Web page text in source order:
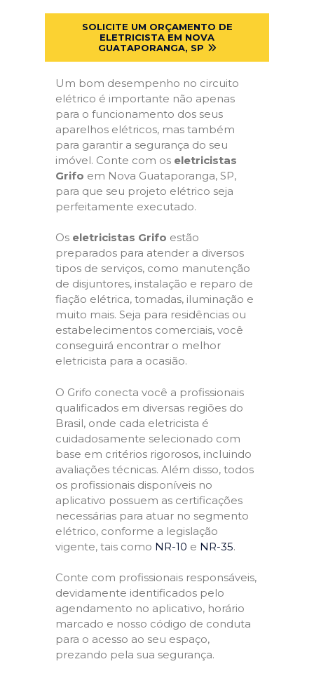
SOLICITE UM ORÇAMENTO DE
ELETRICISTA EM NOVA
GUATAPORANGA, SP
Um bom desempenho no circuito
elétrico é importante não apenas
para o funcionamento dos seus
aparelhos elétricos, mas também
para garantir a segurança do seu
imóvel. Conte com os eletricistas
Grifo em Nova Guataporanga, SP,
para que seu projeto elétrico seja
perfeitamente executado.
Os eletricistas Grifo estão
preparados para atender a diversos
tipos de serviços, como manutenção
de disjuntores, instalação e reparo de
fiação elétrica, tomadas, iluminação e
muito mais. Seja para residências ou
estabelecimentos comerciais, você
conseguirá encontrar o melhor
eletricista para a ocasião.
O Grifo conecta você a profissionais
qualificados em diversas regiões do
Brasil, onde cada eletricista é
cuidadosamente selecionado com
base em critérios rigorosos, incluindo
avaliações técnicas. Além disso, todos
os profissionais disponíveis no
aplicativo possuem as certificações
necessárias para atuar no segmento
elétrico, conforme a legislação
vigente, tais como NR-10 e NR-35.
Conte com profissionais responsáveis,
devidamente identificados pelo
agendamento no aplicativo, horário
marcado e nosso código de conduta
para o acesso ao seu espaço,
prezando pela sua segurança.